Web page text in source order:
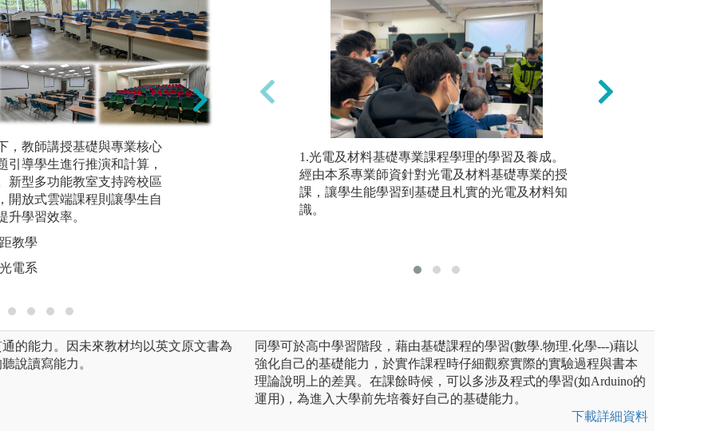
，教師講授基礎與專業核心
引導學生進行推演和計算，
新型多功能教室支持跨校區
開放式雲端課程則讓學生自
升學習效率。
教學
電系
系統規劃實驗課程，讓學生親自操作，驗證理論
中的光電現象。完成核心課程後，學生可針對特
定主題提出實驗方法並實際操作。透過團隊合
作，強化專業知識和溝通能力，並提出有效解決
1.光電及材料基礎專業課程學理的學習及養成。
經由本系專業師資針對光電及材料基礎專業的授
課，讓學生能學習到基礎且札實的光電及材料知
識。
的能力。因未來教材均以英文原文書為
說讀寫能力。
同學可於高中學習階段，藉由基礎課程的學習(數學.物理.化學---)藉以
強化自己的基礎能力，於實作課程時仔細觀察實際的實驗過程與書本
理論說明上的差異。在課餘時候，可以多涉及程式的學習(如Arduino的
運用)，為進入大學前先培養好自己的基礎能力。
下載詳細資料